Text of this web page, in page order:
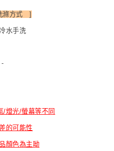
滌方式 ]
水手洗
-
/燈光/螢幕等不同
的可能性
顏色為主呦